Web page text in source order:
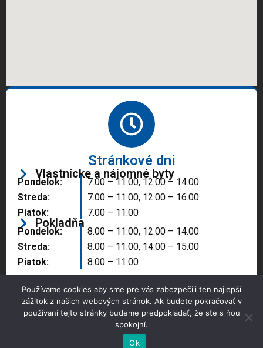
Stránkové dni
Vlastnícke a nájomné byty
Pondelok:
Streda:
Piatok:
7.00 – 11.00, 12.00 – 14.00
7.00 – 11.00, 12.00 – 16.00
7.00 – 11.00
Pokladňa
Pondelok:
Streda:
Piatok:
8.00 – 11.00, 12.00 – 14.00
8.00 – 11.00, 14.00 – 15.00
8.00 – 11.00
Copyright © 2025 Správa majetku mesta, n.o.,
Partizánske
Používame cookies aby sme pre vás zabezpečili ten najlepší
zážitok z našich webových stránok. Ak budete pokračovať v
používaní tejto stránky budeme predpokladať, že ste s ňou
spokojní.
Ok